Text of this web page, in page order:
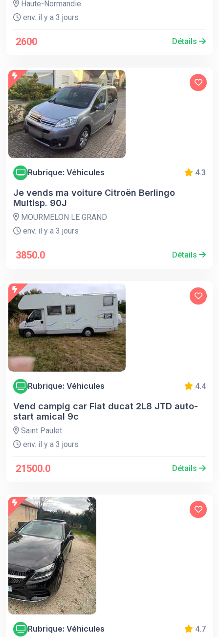
Haute-Normandie
env. il y a 3 jours
2600 Détails
Rubrique: Véhicules 4.3
Je vends ma voiture Citroën Berlingo
Multisp. 90J
MOURMELON LE GRAND
env. il y a 3 jours
3850.0 Détails
Rubrique: Véhicules 4.4
Vend campig car Fiat ducat 2L8 JTD auto-
start amical 9c
Saint Paulet
env. il y a 3 jours
21500.0 Détails
Rubrique: Véhicules 4.7